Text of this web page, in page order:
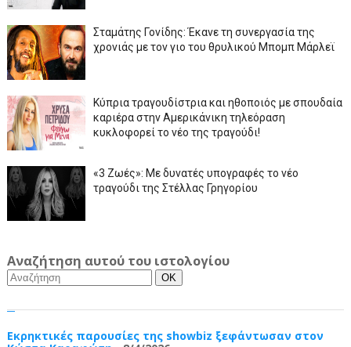
Σταμάτης Γονίδης: Έκανε τη συνεργασία της
χρονιάς με τον γιο του θρυλικού Μπομπ Μάρλεϊ
Κύπρια τραγουδίστρια και ηθοποιός με σπουδαία
καριέρα στην Αμερικάνικη τηλεόραση
κυκλοφορεί το νέο της τραγούδι!
«3 Ζωές»: Με δυνατές υπογραφές το νέο
τραγούδι της Στέλλας Γρηγορίου
Αναζήτηση αυτού του ιστολογίου
Εκρηκτικές παρουσίες της showbiz ξεφάντωσαν στον